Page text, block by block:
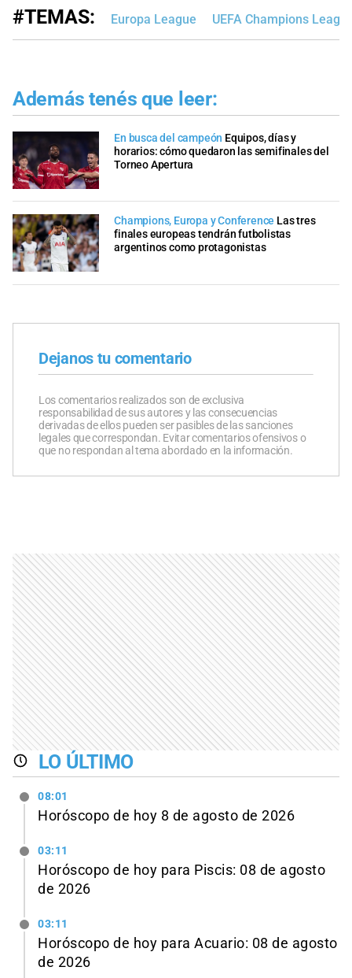
#TEMAS: Europa League UEFA Champions
Además tenés que leer:
En busca del campeón Equipos, días y
horarios: cómo quedaron las semifinales del
Torneo Apertura
Champions, Europa y Conference Las tres
finales europeas tendrán futbolistas
argentinos como protagonistas
Dejanos tu comentario
Los comentarios realizados son de exclusiva
responsabilidad de sus autores y las consecuencias
derivadas de ellos pueden ser pasibles de las sanciones
legales que correspondan. Evitar comentarios ofensivos o
que no respondan al tema abordado en la información.
LO ÚLTIMO
08:01
Horóscopo de hoy 8 de agosto de 2026
03:11
Horóscopo de hoy para Piscis: 08 de agosto
de 2026
03:11
Horóscopo de hoy para Acuario: 08 de agosto
de 2026